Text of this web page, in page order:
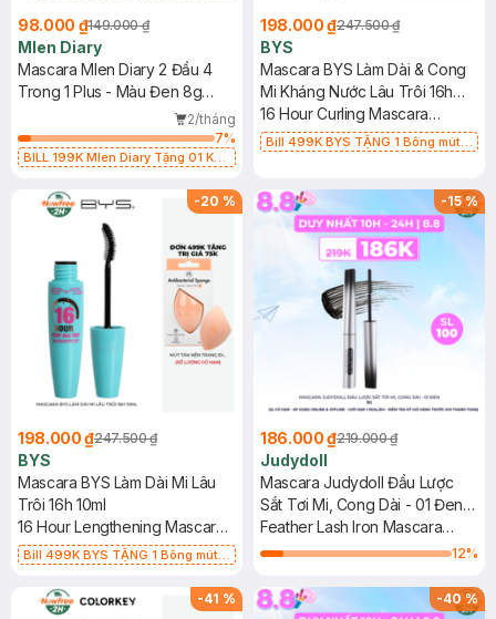
98.000 ₫149.000 ₫
Mlen Diary
Mascara Mlen Diary 2 Đầu 4
Trong 1 Plus - Màu Đen 8g
2/tháng
7%
BILL 199K Mlen Diary Tặng 01 Kẹp
198.000 ₫247.500 ₫
BYS
Mascara BYS Làm Dài & Cong
Mi Kháng Nước Lâu Trôi 16h
10ml
16 Hour Curling Mascara
Waterproof
Bill 499K BYS TẶNG 1 Bông mút
-20 %
198.000 ₫247.500 ₫
BYS
Mascara BYS Làm Dài Mi Lâu
Trôi 16h 10ml
16 Hour Lengthening Mascara
Waterproof
Bill 499K BYS TẶNG 1 Bông mút
HẠN)
-15%
186.000 ₫219.000 ₫
Judydoll
Mascara Judydoll Đầu Lược
Sắt Tơi Mi, Cong Dài - 01 Đen
3g
Feather Lash Iron Mascara
#Black
12%
-41 % -40%